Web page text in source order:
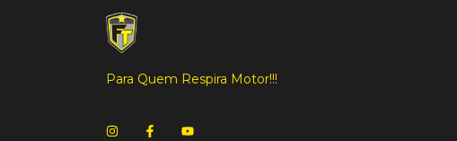
Para Quem Respira Motor!!!